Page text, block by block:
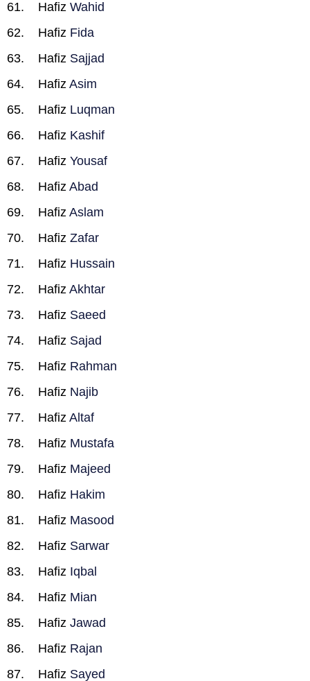
Hafiz Wahid
Hafiz Fida
Hafiz Sajjad
Hafiz Asim
Hafiz Luqman
Hafiz Kashif
Hafiz Yousaf
Hafiz Abad
Hafiz Aslam
Hafiz Zafar
Hafiz Hussain
Hafiz Akhtar
Hafiz Saeed
Hafiz Sajad
Hafiz Rahman
Hafiz Najib
Hafiz Altaf
Hafiz Mustafa
Hafiz Majeed
Hafiz Hakim
Hafiz Masood
Hafiz Sarwar
Hafiz Iqbal
Hafiz Mian
Hafiz Jawad
Hafiz Rajan
Hafiz Sayed